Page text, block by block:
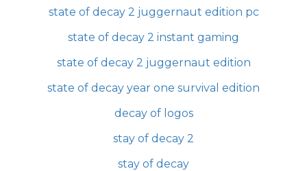
state of decay 2 juggernaut edition pc
state of decay 2 instant gaming
state of decay 2 juggernaut edition
state of decay year one survival edition
decay of logos
stay of decay 2
stay of decay